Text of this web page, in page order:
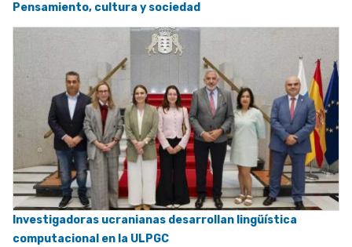
Pensamiento, cultura y sociedad
Investigadoras ucranianas desarrollan lingüística
computacional en la ULPGC